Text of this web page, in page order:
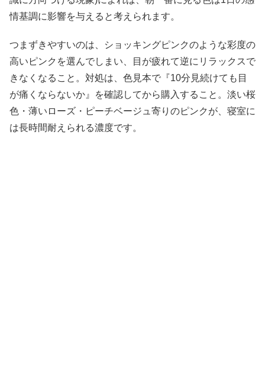
情基調に影響を与えると考えられます。
つまずきやすいのは、ショッキングピンクのような彩度の
高いピンクを選んでしまい、目が疲れて逆にリラックスで
きなくなること。対処は、色見本で『10分見続けても目
が痛くならないか』を確認してから購入すること。淡い桜
色・薄いローズ・ピーチベージュ寄りのピンクが、寝室に
は長時間耐えられる濃度です。